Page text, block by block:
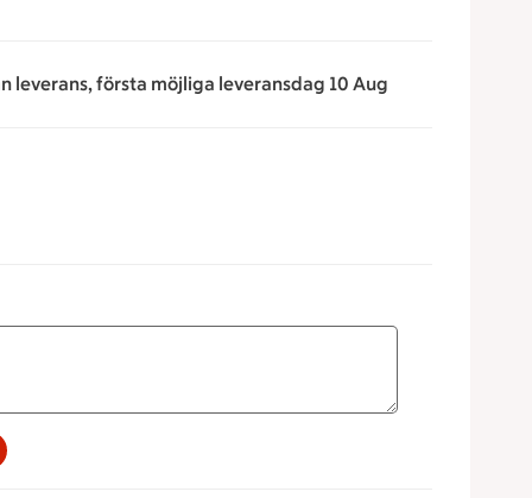
leverans, första möjliga leveransdag 10 Aug
för att minska eller öka värdet, eller ange ett värde